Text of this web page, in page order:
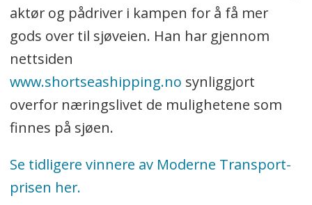
- Eirill Bø, Handelshøyskolen
BI (formann)
- Lars Inge Fenes,
Logistikkforeningen.no
og Kremmerhuset
AS
Havn
- Torbjørn Johannson,
aktør og pådriver i kampen for å få mer
gods over til sjøveien. Han har gjennom
nettsiden
www.shortseashipping.no synliggjort
overfor næringslivet de mulighetene som
finnes på sjøen.
Se tidligere vinnere av Moderne Transport-
prisen her.